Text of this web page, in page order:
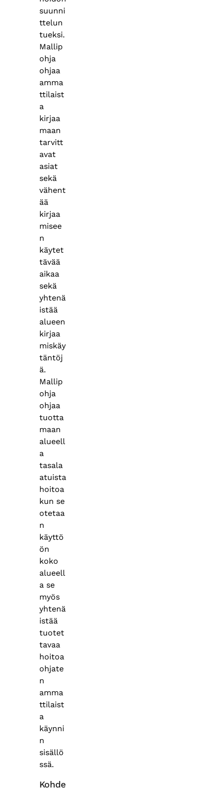
suunni
ttelun
tueksi.
Mallip
ohja
ohjaa
amma
ttilaist
a
kirjaa
maan
tarvitt
avat
asiat
sekä
vähent
ää
kirjaa
misee
n
käytet
tävää
aikaa
sekä
yhtenä
istää
alueen
kirjaa
miskäy
täntöj
ä.
Mallip
ohja
ohjaa
tuotta
maan
alueell
a
tasala
atuista
hoitoa
kun se
otetaa
n
käyttö
ön
koko
alueell
a se
myös
yhtenä
istää
tuotet
tavaa
hoitoa
ohjate
n
amma
ttilaist
a
käynni
n
sisällö
ssä.
Kohde